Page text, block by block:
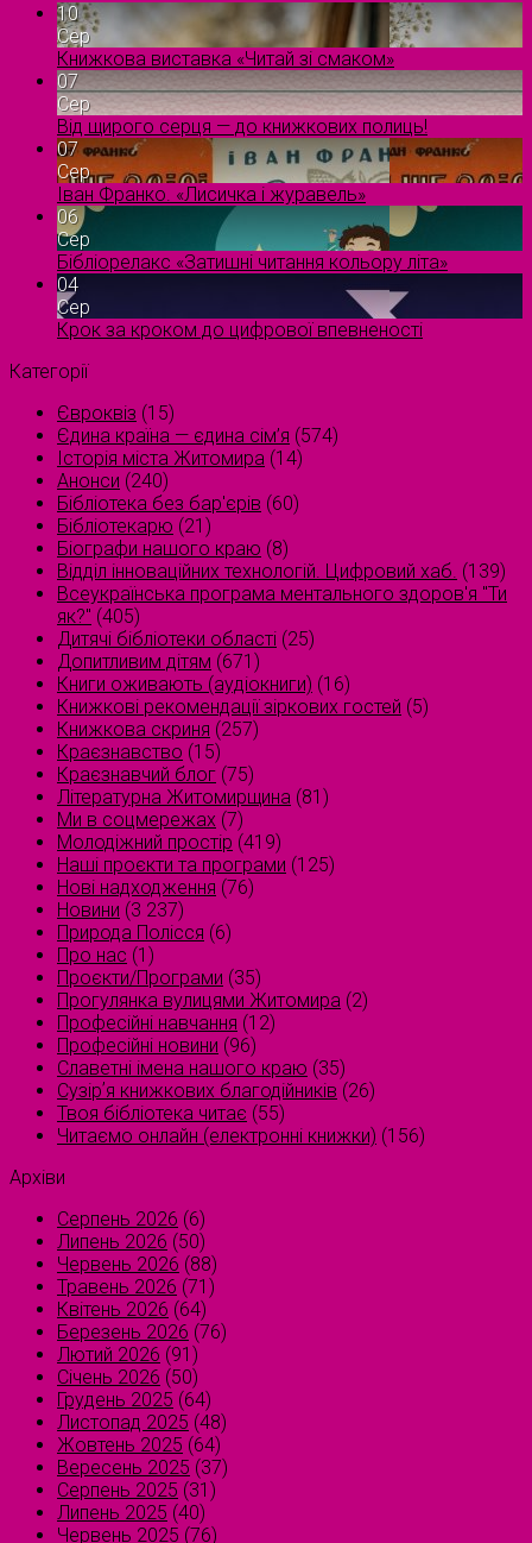
10
Сер
Книжкова виставка «Читай зі смаком»
07
Сер
Від щирого серця — до книжкових полиць!
07
Сер
Іван Франко. «Лисичка і журавель»
06
Сер
Бібліорелакс «Затишні читання кольору літа»
04
Сер
Крок за кроком до цифрової впевненості
Категорії
Євроквіз (15)
Єдина країна — єдина сім’я (574)
Історія міста Житомира (14)
Анонси (240)
Бібліотека без бар'єрів (60)
Бібліотекарю (21)
Біографи нашого краю (8)
Відділ інноваційних технологій. Цифровий хаб. (139)
Всеукраїнська програма ментального здоров'я "Ти
як?" (405)
Дитячі бібліотеки області (25)
Допитливим дітям (671)
Книги оживають (аудіокниги) (16)
Книжкові рекомендації зіркових гостей (5)
Книжкова скриня (257)
Краєзнавство (15)
Краєзнавчий блог (75)
Літературна Житомирщина (81)
Ми в соцмережах (7)
Молодіжний простір (419)
Наші проєкти та програми (125)
Нові надходження (76)
Новини (3 237)
Природа Полісся (6)
Про нас (1)
Проєкти/Програми (35)
Прогулянка вулицями Житомира (2)
Професійні навчання (12)
Професійні новини (96)
Славетні імена нашого краю (35)
Сузірʼя книжкових благодійників (26)
Твоя бібліотека читає (55)
Читаємо онлайн (електронні книжки) (156)
Архіви
Серпень 2026 (6)
Липень 2026 (50)
Червень 2026 (88)
Травень 2026 (71)
Квітень 2026 (64)
Березень 2026 (76)
Лютий 2026 (91)
Січень 2026 (50)
Грудень 2025 (64)
Листопад 2025 (48)
Жовтень 2025 (64)
Вересень 2025 (37)
Серпень 2025 (31)
Липень 2025 (40)
Червень 2025 (76)